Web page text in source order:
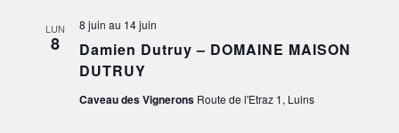
LUN
8
Damien Dutruy – DOMAINE MAISON
DUTRUY
8 juin au 14 juin
Caveau des Vignerons Route de l'Etraz 1, Luins